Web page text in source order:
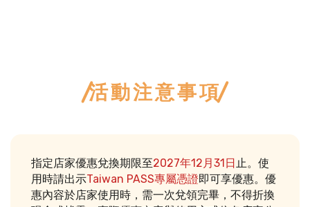
活動注意事項
指定店家優惠兌換期限至2027年12月31日止。使
用時請出示Taiwan PASS專屬憑證即可享優惠。優
惠內容於店家使用時，需一次兌領完畢，不得折換